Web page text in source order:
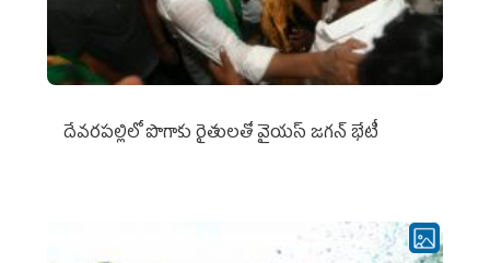
దేవరపల్లిలో పొగాకు రైతులతో వైయస్ జగన్ భేటీ